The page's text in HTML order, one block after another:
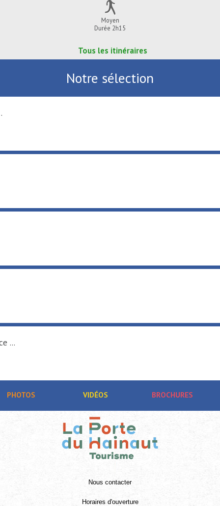
Moyen
Durée 2h15
Tous les itinéraires
Notre sélection
...
PHOTOS VIDÉOS BROCHURES
Nous contacter
Horaires d'ouverture